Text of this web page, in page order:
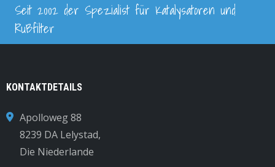
Seit 2002 der Spezialist für Katalysatoren und
Rußfilter
KONTAKTDETAILS
Apolloweg 88
8239 DA Lelystad,
Die Niederlande